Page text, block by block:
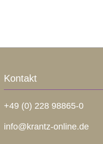
Kontakt
+49 (0) 228 98865-0
info@krantz-online.de